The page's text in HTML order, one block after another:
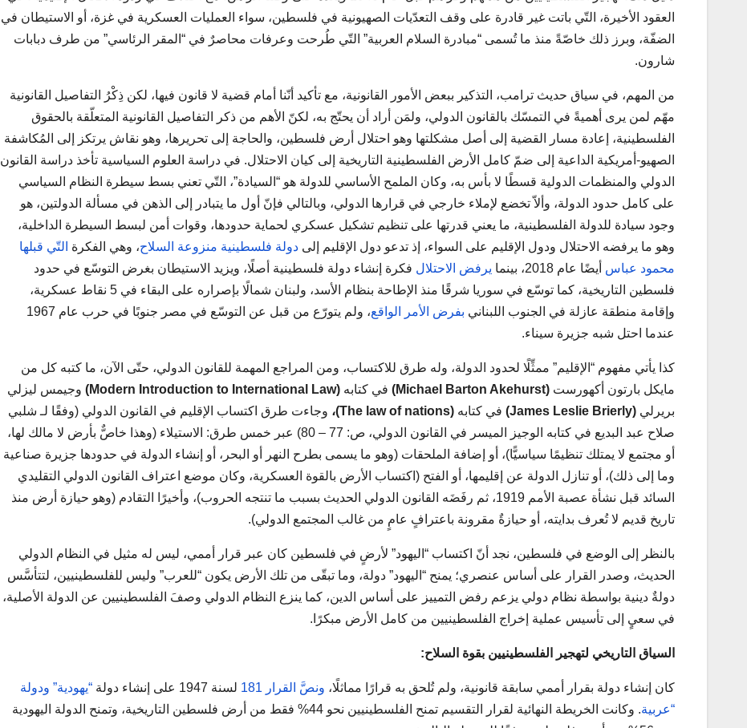
العقود الأخيرة، التّي باتت غير قادرة على وقف التعدّيات الصهيونية في فلسطين، سواء العمليات العسكرية في غزة، أو الاستيطان في
الضفّة، وبرز ذلك خاصّةً منذ ما تُسمى “مبادرة السلام العربية” التّي طُرحت وعرفات محاصرٌ في “المقر الرئاسي” من طرف دبابات
شارون.
من المهم، في سياق حديث ترامب، التذكير ببعض الأمور القانونية، مع تأكيد أنّنا أمام قضية لا قانون فيها، لكن ذِكْرُ التفاصيل القانونية
مهّم لمن يرى أهميةً في التمسّك بالقانون الدولي، ولمَن أراد أن يحتّج به، لكنّ الأهم من ذكر التفاصيل القانونية المتعلّقة بالحقوق
الفلسطينية، إعادة مسار القضية إلى أصل مشكلتها وهو احتلال أرض فلسطين، والحاجة إلى تحريرها، وهو نقاش يرتكز إلى المُكاشفة
الصهيو-أمريكية الداعية إلى ضمّ كامل الأرض الفلسطينية التاريخية إلى كيان الاحتلال. في دراسة العلوم السياسية تأخذ دراسة القانون
الدولي والمنظمات الدولية قسطًا لا بأس به، وكان الملمح الأساسي للدولة هو “السيادة”، التّي تعني بسط سيطرة النظام السياسي
على كامل حدود الدولة، وألاّ تخضع لإملاء خارجي في قرارها الدولي، وبالتالي فإنّ أول ما يتبادر إلى الذهن في مسألة الدولتين، هو
وجود سيادة للدولة الفلسطينية، ما يعني قدرتها على تنظيم تشكيل عسكري لحماية حدودها، وقوات أمن لبسط السيطرة الداخلية،
وهو ما يرفضه الاحتلال ودول الإقليم على السواء، إذ تدعو دول الإقليم إلى دولة فلسطينية منزوعة السلاح، وهي الفكرة التّي قبلها
محمود عباس أيضًا عام 2018، بينما يرفض الاحتلال فكرة إنشاء دولة فلسطينية أصلًا، ويزيد الاستيطان بغرض التوسّع في حدود
فلسطين التاريخية، كما توسّع في سوريا شرقًا منذ الإطاحة بنظام الأسد، ولبنان شمالًا بإصراره على البقاء في 5 نقاط عسكرية،
وإقامة منطقة عازلة في الجنوب اللبناني بفرض الأمر الواقع
، ولم يتورّع من قبل عن التوسّع في مصر جنوبًا في حرب عام 1967
عندما احتل شبه جزيرة سيناء.
كذا يأتي مفهوم “الإقليم” ممثِّلًا لحدود الدولة، وله طرق للاكتساب، ومن المراجع المهمة للقانون الدولي، حتّى الآن، ما كتبه كل من
مايكل بارتون أكهورست (
Michael Barton Akehurst
) في كتابه (
Modern Introduction to International Law
) وجيمس ليزلي
بريرلي (
James Leslie Brierly
) في كتابه (
The law of nations)، وجاءت طرق اكتساب الإقليم في القانون الدولي (وفقًا لـ شلبي
صلاح عبد البديع في كتابه الوجيز الميسر في القانون الدولي، ص: 77 – 80) عبر خمس طرق: الاستيلاء (وهذا خاصٌّ بأرض لا مالك لها،
أو مجتمع لا يمتلك تنظيمًا سياسيًّا)، أو إضافة الملحقات (وهو ما يسمى بطرح النهر أو البحر، أو إنشاء الدولة في حدودها جزيرة صناعية
وما إلى ذلك)، أو تنازل الدولة عن إقليمها، أو الفتح (اكتساب الأرض بالقوة العسكرية، وكان موضع اعتراف القانون الدولي التقليدي
السائد قبل نشأة عصبة الأمم 1919، ثم رفَضَه القانون الدولي الحديث بسبب ما تنتجه الحروب)، وأخيرًا التقادم (وهو حيازة أرض منذ
تاريخ قديم لا تُعرف بدايته، أو حيازةٌ مقرونة باعترافٍ عامٍ من غالب المجتمع الدولي).
بالنظر إلى الوضع في فلسطين، نجد أنّ اكتساب “اليهود” لأرضٍ في فلسطين كان عبر قرار أممي، ليس له مثيل في النظام الدولي
الحديث، وصدر القرار على أساس عنصري؛ يمنح “اليهود” دولة، وما تبقّى من تلك الأرض يكون “للعرب” وليس للفلسطينيين، لتتأسَّس
دولةٌ دينية بواسطة نظام دولي يزعم رفض التمييز على أساس الدين، كما ينزع النظام الدولي وصفَ الفلسطينيين عن الدولة الأصلية،
في سعيٍ إلى تأسيس عملية إخراج الفلسطينيين من كامل الأرض مبكرًا.
السياق التاريخي لتهجير الفلسطينيين بقوة السلاح:
كان إنشاء دولة بقرار أممي سابقة قانونية، ولم تُلحق به قرارًا مماثلًا، ونصَّ القرار 181 لسنة 1947 على إنشاء دولة
“يهودية” ودولة
“عربية
. وكانت الخريطة النهائية لقرار التقسيم تمنح الفلسطينيين نحو 44% فقط من أرض فلسطين التاريخية، وتمنح الدولة اليهودية